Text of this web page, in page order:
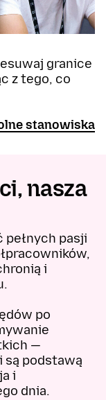
granice
z tego, co
stanowiska
nasza
pełnych pasji
i
po
—
są podstawą
i
dnia.